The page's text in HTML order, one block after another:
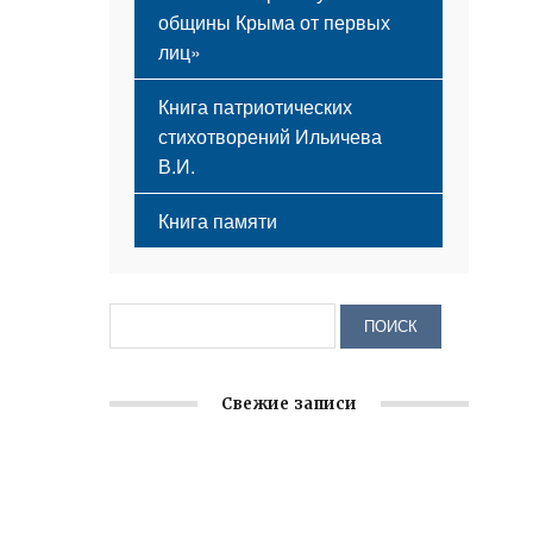
общины Крыма от первых
лиц»
Книга патриотических
стихотворений Ильичева
В.И.
Книга памяти
Свежие записи